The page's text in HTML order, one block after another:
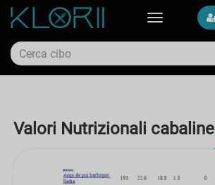
Toggle
Valori Nutrizionali cabaline